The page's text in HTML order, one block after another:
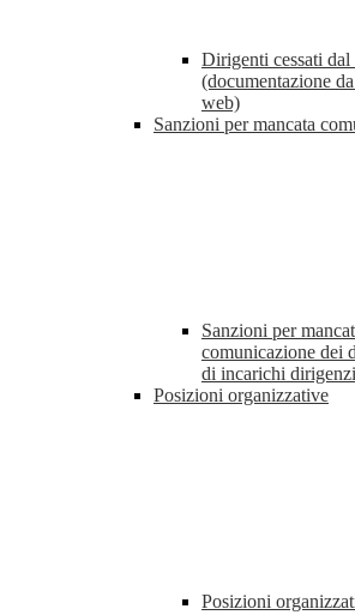
Dirigenti cessati
(documentazione
web)
Sanzioni per mancata
Sanzioni per
comunicazione dei
di incarichi
Posizioni organizzative
Posizioni